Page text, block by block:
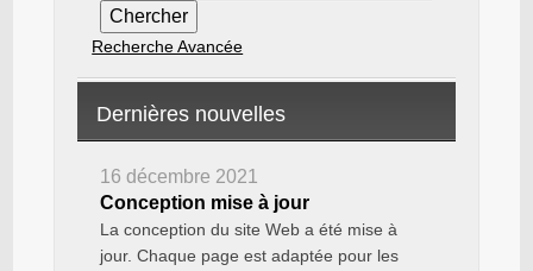
Recherche Avancée
Dernières nouvelles
16 décembre 2021
Conception mise à jour
La conception du site Web a été mise à
jour. Chaque page est adaptée pour les